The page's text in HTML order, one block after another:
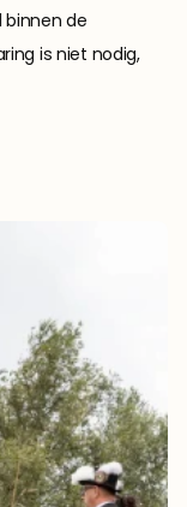
binnen de
is niet nodig,